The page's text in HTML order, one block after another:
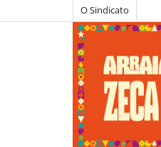
O Sindicato